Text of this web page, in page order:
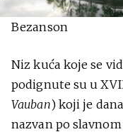
Bezanson
Niz kuća koje se
podignute su u
Vauban) koji je
nazvan po